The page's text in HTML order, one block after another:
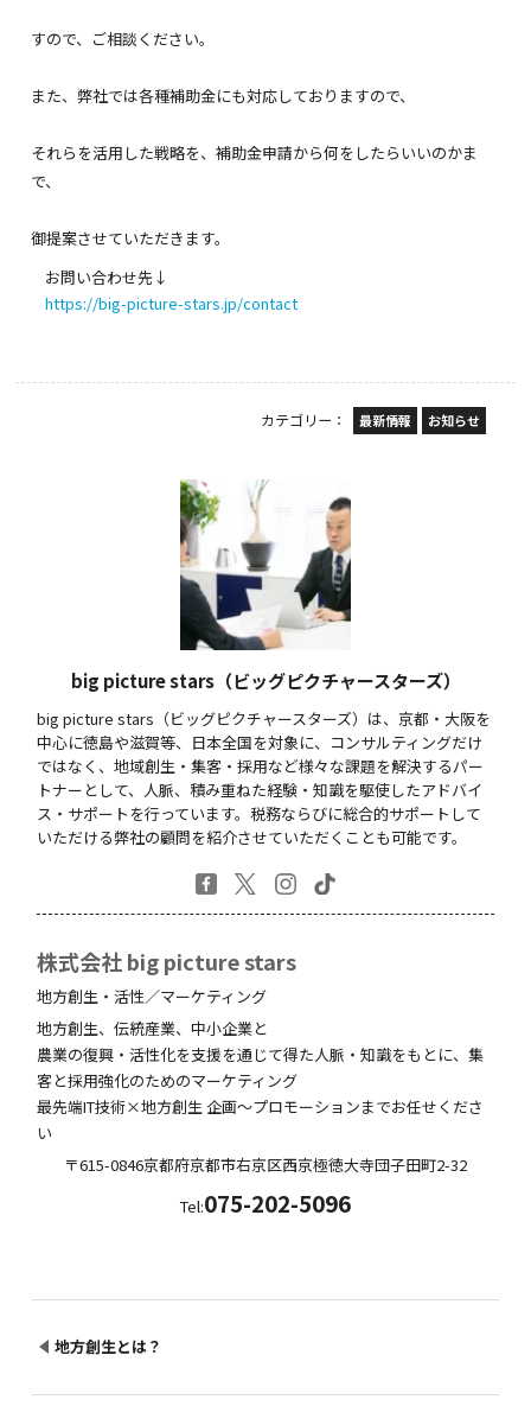
すので、ご相談ください。
また、弊社では各種補助金にも対応しておりますので、
それらを活用した戦略を、補助金申請から何をしたらいいのかま
で、
御提案させていただきます。
お問い合わせ先↓
https://big-picture-stars.jp/contact
カテゴリー： 最新情報 お知らせ
big picture stars（ビッグピクチャースターズ）
big picture stars（ビッグピクチャースターズ）は、京都・大阪を
中心に徳島や滋賀等、日本全国を対象に、コンサルティングだけ
ではなく、地域創生・集客・採用など様々な課題を解決するパー
トナーとして、人脈、積み重ねた経験・知識を駆使したアドバイ
ス・サポートを行っています。税務ならびに総合的サポートして
いただける弊社の顧問を紹介させていただくことも可能です。
株式会社 big picture stars
地方創生・活性／マーケティング
地方創生、伝統産業、中小企業と
農業の復興・活性化を支援を通じて得た人脈・知識をもとに、集
客と採用強化のためのマーケティング
最先端IT技術×地方創生 企画～プロモーションまでお任せくださ
い
〒615-0846京都府京都市右京区西京極徳大寺団子田町2-32
Tel:075-202-5096
地方創生とは？